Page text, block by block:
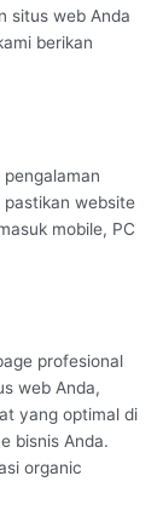
situs web Anda
berikan
pastikan website
mobile, PC
profesional
web Anda,
yang optimal di
bisnis Anda.
organic